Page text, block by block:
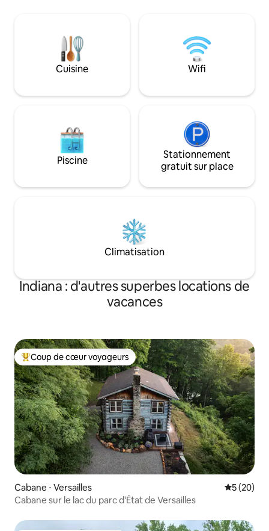
grand écran, de grands espaces de
rassemblement à l'intérieur et à
l'extérieur, d'une nouvelle cuisine et de
vos propres kayaks pour explorer la
de la vue sur le lac depuis le jacuzzi sur la
deux porches
vues
table de pique-
adirondack pour
bateaux à
Cuisine Wifi
Piscine
Stationnement
gratuit sur place
Climatisation
Indiana : d'autres superbes locations de
vacances
Coups de cœur voyageurs les plus appréciés
Coup de cœur voyageurs
Cabane ⋅ Versailles
5 (20)
Cabane sur le lac du parc d'État de Versailles